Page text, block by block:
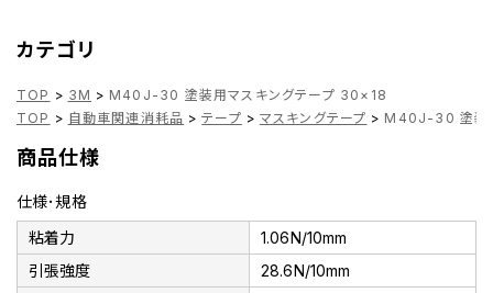
カテゴリ
TOP > 3M > M40J-30 塗装用マスキングテープ 30×18
TOP > 自動車関連消耗品 > テープ > マスキングテープ > M40J-30 塗装
商品仕様
仕様･規格
粘着力
1.06N/10mm
引張強度
28.6N/10mm